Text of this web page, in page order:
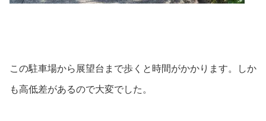
この駐車場から展望台まで歩くと時間がかかります。しか
も高低差があるので大変でした。